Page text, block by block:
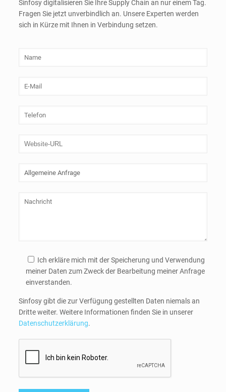
Sinfosy digitalisieren Sie Ihre Supply Chain an nur einem Tag.
Fragen Sie jetzt unverbindlich an. Unsere Experten werden
sich in Kürze mit Ihnen in Verbindung setzen.
Ich erkläre mich mit der Speicherung und Verwendung
meiner Daten zum Zweck der Bearbeitung meiner Anfrage
einverstanden.
Sinfosy gibt die zur Verfügung gestellten Daten niemals an
Dritte weiter. Weitere Informationen finden Sie in unserer
Datenschutzerklärung.